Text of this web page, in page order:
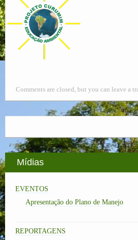
Comments are closed, but you can leave a
Mídias
EVENTOS
Apresentação do Plano de Manejo
REPORTAGENS